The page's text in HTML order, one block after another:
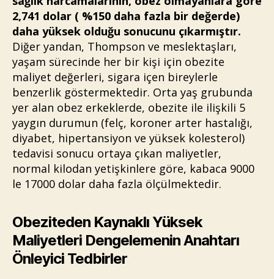
2,741 dolar ( %150 daha fazla bir değerde)
daha yüksek olduğu sonucunu çıkarmıştır.
Diğer yandan, Thompson ve meslektaşları,
yaşam sürecinde her bir kişi için obezite
maliyet değerleri, sigara içen bireylerle
benzerlik göstermektedir. Orta yaş grubunda
yer alan obez erkeklerde, obezite ile ilişkili 5
yaygın durumun (felç, koroner arter hastalığı,
diyabet, hipertansiyon ve yüksek kolesterol)
tedavisi sonucu ortaya çıkan maliyetler,
normal kilodan yetişkinlere göre, kabaca 9000
le 17000 dolar daha fazla ölçülmektedir.
Obeziteden Kaynaklı Yüksek
Maliyetleri Dengelemenin Anahtarı
Önleyici Tedbirler